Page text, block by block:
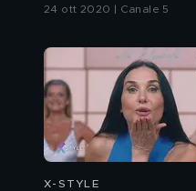
24 ott 2020 | Canale 5
X-STYLE